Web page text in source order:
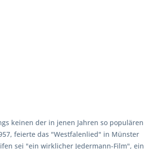
keinen der in jenen Jahren so populären
feierte das "Westfalenlied" in Münster
sei "ein wirklicher Jedermann-Film", ein